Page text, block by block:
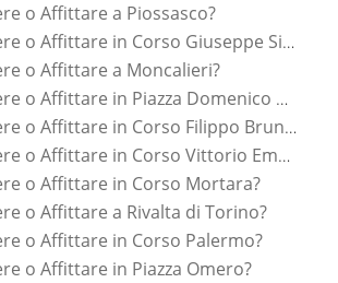
o Affittare a Piossasco?
Vendere o Affittare in Corso Giuseppe Siccardi?
o Affittare a Moncalieri?
Vendere o Affittare in Piazza Domenico Cimarosa?
Vendere o Affittare in Corso Filippo Brunelleschi?
Vendere o Affittare in Corso Vittorio Emanuele Ii?
o Affittare in Corso Mortara?
o Affittare a Rivalta di Torino?
o Affittare in Corso Palermo?
o Affittare in Piazza Omero?